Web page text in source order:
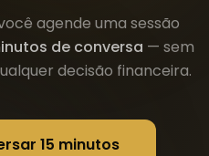
agende uma sessão
de conversa — sem
decisão financeira.
15 minutos